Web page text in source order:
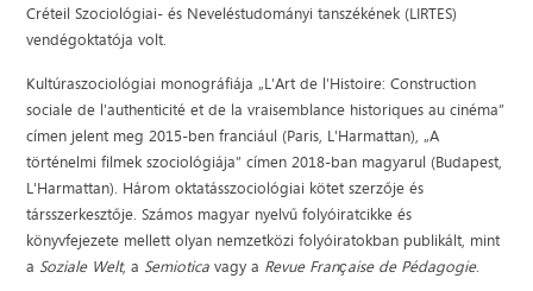
Créteil Szociológiai- és Neveléstudományi tanszékének (LIRTES)
vendégoktatója volt.
Kultúraszociológiai monográfiája „L'Art de l'Histoire: Construction
sociale de l'authenticité et de la vraisemblance historiques au cinéma”
címen jelent meg 2015-ben franciául (Paris, L'Harmattan), „A
történelmi filmek szociológiája” címen 2018-ban magyarul (Budapest,
L'Harmattan). Három oktatásszociológiai kötet szerzője és
társszerkesztője. Számos magyar nyelvű folyóiratcikke és
könyvfejezete mellett olyan nemzetközi folyóiratokban publikált, mint
a Soziale Welt, a Semiotica vagy a Revue Française de Pédagogie.